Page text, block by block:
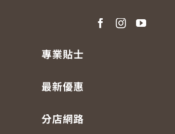
專業貼士
最新優惠
分店網路